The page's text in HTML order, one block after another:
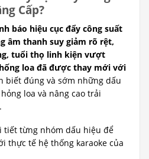
Cấp?
báo hiệu cục đẩy công suất
âm thanh suy giảm rõ rệt,
tuổi thọ linh kiện vượt
loa đã được thay mới với
biết đúng và sớm những dấu
loa và nâng cao trải
tiết từng nhóm dấu hiệu để
thực tế hệ thống karaoke của